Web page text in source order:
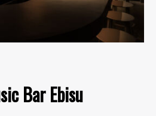
Bar Ebisu